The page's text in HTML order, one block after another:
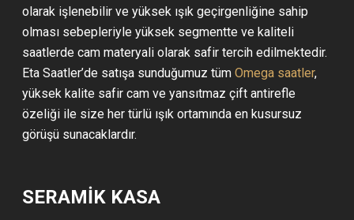
olarak işlenebilir ve yüksek ışık geçirgenliğine sahip
olması sebepleriyle yüksek segmentte ve kaliteli
saatlerde cam materyali olarak safir tercih edilmektedir.
Eta Saatler’de satışa sunduğumuz tümOmega saatler,
yüksek kalite safir cam ve yansıtmaz çift antirefle
özeliği ile size her türlü ışık ortamında en kusursuz
görüşü sunacaklardır.
SERAMİK KASA